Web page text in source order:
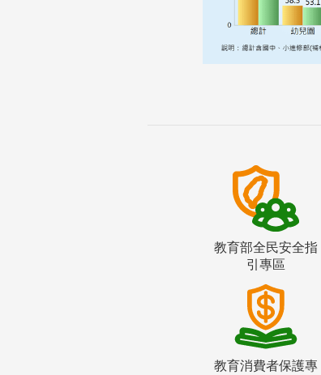
教育部全民安全指
引專區
教育消費者保護專